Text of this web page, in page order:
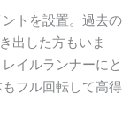
トを設置。過去の
出した方もいま
イルランナーにと
フル回転して高得